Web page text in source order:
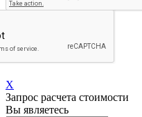
X
Запрос расчета стоимости
Вы являетесь